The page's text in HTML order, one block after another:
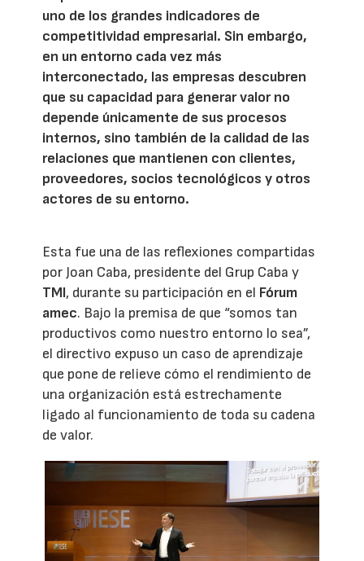
uno de los grandes indicadores de
competitividad empresarial. Sin embargo,
en un entorno cada vez más
interconectado, las empresas descubren
que su capacidad para generar valor no
depende únicamente de sus procesos
internos, sino también de la calidad de las
relaciones que mantienen con clientes,
proveedores, socios tecnológicos y otros
actores de su entorno.
Esta fue una de las reflexiones compartidas
por Joan Caba, presidente del Grup Caba y
TMI, durante su participación en el Fórum
amec. Bajo la premisa de que “somos tan
productivos como nuestro entorno lo sea”,
el directivo expuso un caso de aprendizaje
que pone de relieve cómo el rendimiento de
una organización está estrechamente
ligado al funcionamiento de toda su cadena
de valor.